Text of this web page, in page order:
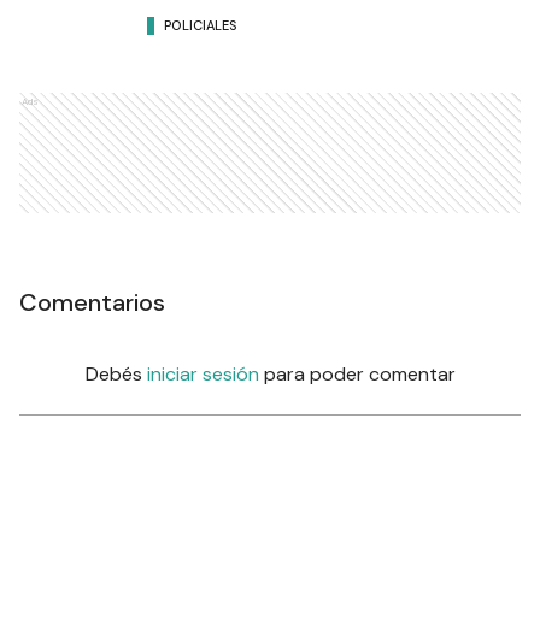
POLICIALES
Ads
Comentarios
Debés iniciar sesión para poder comentar